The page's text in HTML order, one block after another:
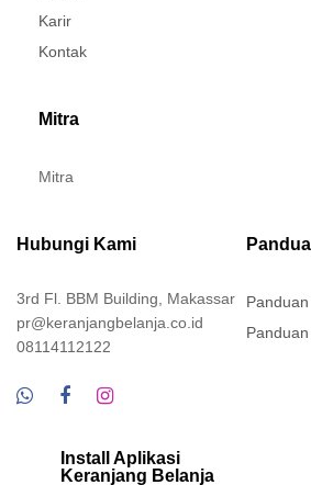
Karir
Kontak
Mitra
Mitra
Hubungi Kami
3rd Fl. BBM Building, Makassar
pr@keranjangbelanja.co.id
08114112122
Install Aplikasi
Keranjang Belanja